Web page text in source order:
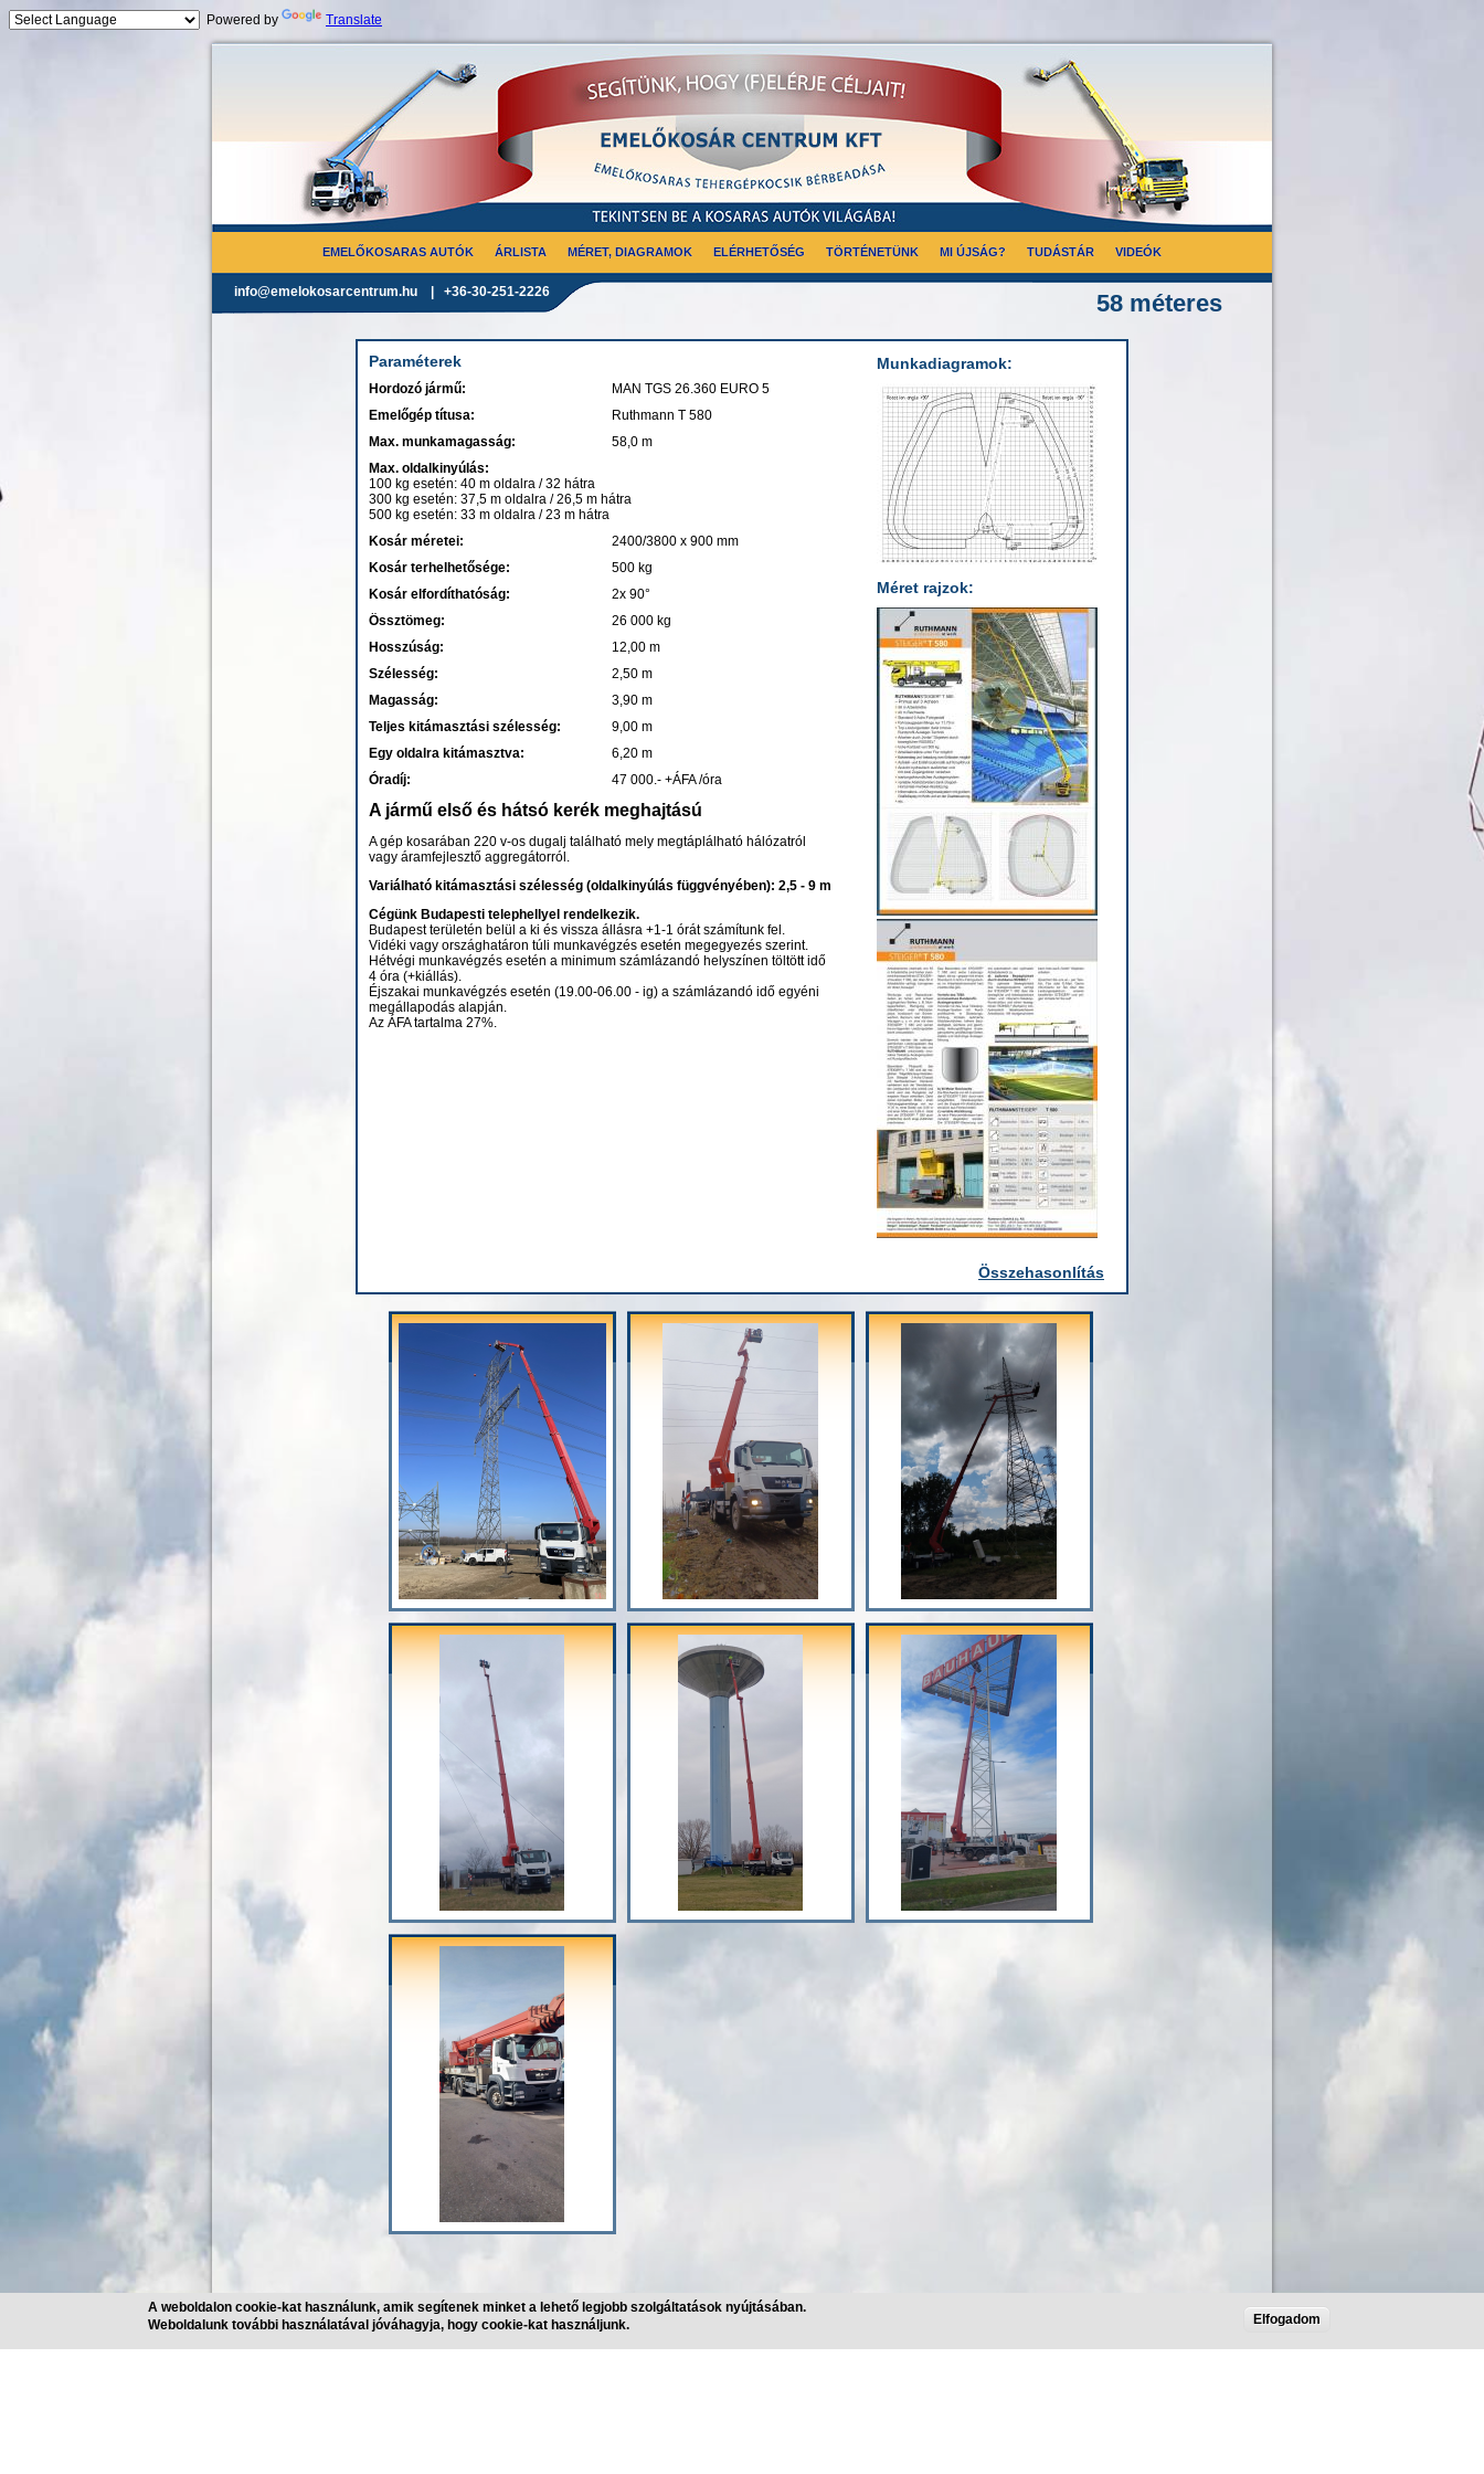
Powered by
Translate
EMELŐKOSARAS AUTÓK ÁRLISTA MÉRET, DIAGRAMOK ELÉRHETŐSÉG TÖRTÉNETÜNK MI ÚJSÁG? TUDÁSTÁR VIDEÓK
info@emelokosarcentrum.hu | +36-30-251-2226 58 méteres
Paraméterek
Hordozó jármű:
MAN TGS 26.360 EURO 5
Emelőgép títusa:
Ruthmann T 580
Max. munkamagasság:
58,0 m
Max. oldalkinyúlás:
100 kg esetén: 40 m oldalra / 32 hátra
300 kg esetén: 37,5 m oldalra / 26,5 m hátra
500 kg esetén: 33 m oldalra / 23 m hátra
Kosár méretei:
2400/3800 x 900 mm
Kosár terhelhetősége:
500 kg
Kosár elfordíthatóság:
2x 90°
Össztömeg:
26 000 kg
Hosszúság:
12,00 m
Szélesség:
2,50 m
Magasság:
3,90 m
Teljes kitámasztási szélesség:
9,00 m
Egy oldalra kitámasztva:
6,20 m
Óradíj:
47 000.- +ÁFA /óra
A jármű első és hátsó kerék meghajtású
A gép kosarában 220 v-os dugalj található mely megtáplálható hálózatról
vagy áramfejlesztő aggregátorról.
Variálható kitámasztási szélesség (oldalkinyúlás függvényében): 2,5 - 9 m
Cégünk Budapesti telephellyel rendelkezik.
Budapest területén belül a ki és vissza állásra +1-1 órát számítunk fel.
Vidéki vagy országhatáron túli munkavégzés esetén megegyezés szerint.
Hétvégi munkavégzés esetén a minimum számlázandó helyszínen töltött idő
4 óra (+kiállás).
Éjszakai munkavégzés esetén (19.00-06.00 - ig) a számlázandó idő egyéni
megállapodás alapján.
Az ÁFA tartalma 27%.
Munkadiagramok:
Méret rajzok:
Összehasonlítás
A weboldalon cookie-kat használunk, amik segítenek minket a lehető legjobb szolgáltatások nyújtásában.
Weboldalunk további használatával jóváhagyja, hogy cookie-kat használjunk.
Elfogadom